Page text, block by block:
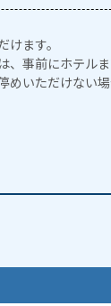
ます。
事前にホテルま
めいただけない